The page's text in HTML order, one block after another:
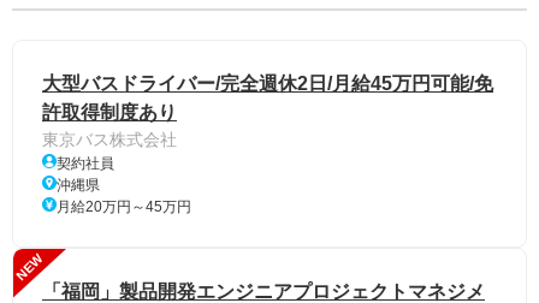
大型バスドライバー/完全週休2日/月給45万円可能/免
許取得制度あり
東京バス株式会社
契約社員
沖縄県
月給20万円～45万円
NEW
「福岡」製品開発エンジニアプロジェクトマネジメ